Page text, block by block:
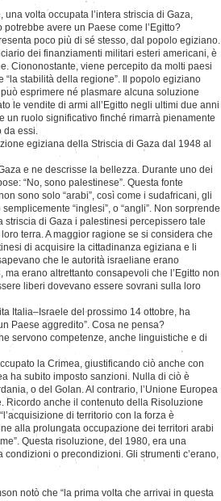
volta occupata l’intera striscia di Gaza,
potrebbe avere un Paese come l’Egitto?
poco più di sé stesso, dal popolo egiziano.
dei finanziamenti militari esteri americani, è
Ciononostante, viene percepito da molti paesi
stabilità della regione”. Il popolo egiziano
esprimere né plasmare alcuna soluzione
le vendite di armi all’Egitto negli ultimi due anni
un ruolo significativo finché rimarrà pienamente
da essi.
egiziana della Striscia di Gaza dal 1948 al
e ne descrisse la bellezza. Durante uno dei
“No, sono palestinese”. Questa fonte
sono solo “arabi”, così come i sudafricani, gli
“inglesi”, o “angli”. Non sorprende
di Gaza i palestinesi percepissero tale
terra. A maggior ragione se si considera che
di acquisire la cittadinanza egiziana e li
che le autorità israeliane erano
erano altrettanto consapevoli che l’Egitto non
liberi dovevano essere sovrani sulla loro
Italia–Israele del prossimo 14 ottobre, ha
Paese aggredito”. Cosa ne pensa?
servono competenze, anche linguistiche e di
la Crimea, giustificando ciò anche con
ha subito imposto sanzioni. Nulla di ciò è
o del Golan. Al contrario, l’Unione Europea
Ricordo anche il contenuto della Risoluzione
di territorio con la forza è
alla prolungata occupazione dei territori arabi
Questa risoluzione, del 1980, era una
o precondizioni. Gli strumenti c’erano,
notò che “la prima volta che arrivai in questa